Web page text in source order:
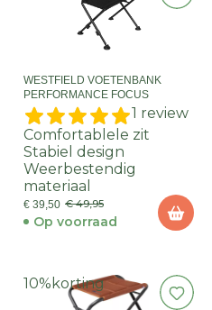
WESTFIELD VOETENBANK
PERFORMANCE FOCUS
1 review
Comfortablele zit
Stabiel design
Weerbestendig
materiaal
€ 39,50 € 49,95
Op voorraad
10% korting